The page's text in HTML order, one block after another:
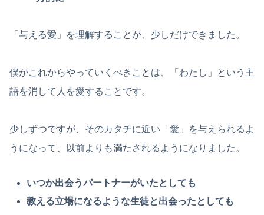
「与える愛」を理解することが、少しだけできました。
僕がこれからやっていくべきことは、「わたし」という主
語を消して人を愛することです。
少しずつですが、そのカタチに近い「愛」を与えられるよ
うになって、以前よりも満たされるようになりました。
いつか出会うパートナーがいたとしても
教える立場になるような生徒と出会ったとしても